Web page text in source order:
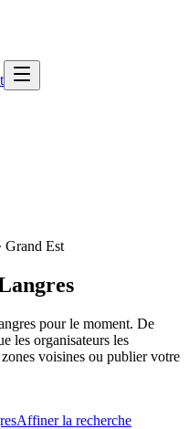
Grand Est
pour le moment. De
les organisateurs les
voisines ou publier votre
Affiner la recherche